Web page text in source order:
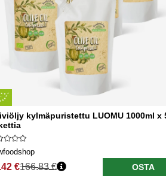
kylmäpuristettu LUOMU 1000ml x
€166.83 € OSTA